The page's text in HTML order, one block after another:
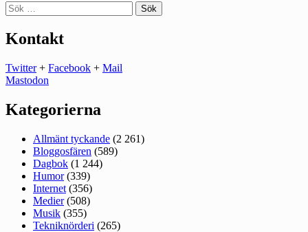
Sök
efter:
Kontakt
Twitter+ Facebook + Mail
Mastodon
Kategorierna
Allmänt tyckande (2 261)
Bloggosfären (589)
Dagbok (1 244)
Humor(339)
Internet (356)
Medier(508)
Musik (355)
Tekniknörderi (265)